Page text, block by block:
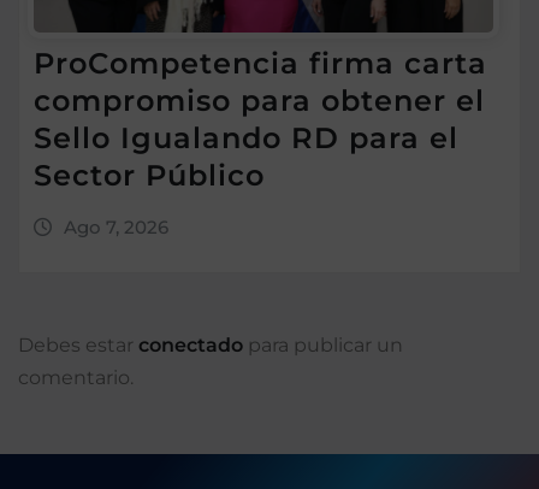
ProCompetencia firma carta
compromiso para obtener el
Sello Igualando RD para el
Sector Público
Ago 7, 2026
Debes estar conectado para publicar un
comentario.